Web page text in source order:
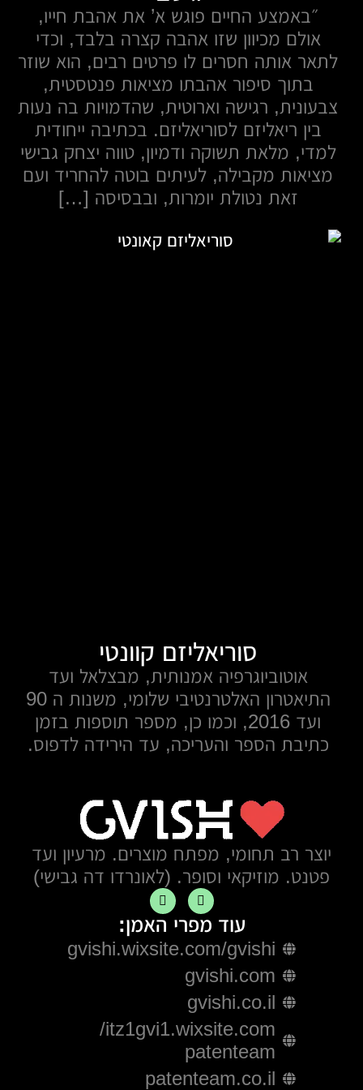
״באמצע החיים פוגש א’ את אהבת חייו,
אולם מכיוון שזו אהבה קצרה בלבד, וכדי
לתאר אותה חסרים לו פרטים רבים, הוא שוזר
בתוך סיפור אהבתו מציאות פנטסטית,
צבעונית, רגישה וארוטית, שהדמויות בה נעות
בין ריאליזם לסוריאליזם. בכתיבה ייחודית
למדי, מלאת תשוקה ודמיון, טווה יצחק גבישי
מציאות מקבילה, לעיתים בוטה להחריד ועם
זאת נטולת יומרות, ובבסיסה […]
סוריאליזם קוונטי
אוטוביוגרפיה אמנותית, מבצלאל ועד
התיאטרון האלטרנטיבי שלומי, משנות ה 90
ועד 2016, וכמו כן, מספר תוספות בזמן
כתיבת הספר והעריכה, עד הירידה לדפוס.
יוצר רב תחומי, מפתח מוצרים. מרעיון ועד
פטנט. מוזיקאי וסופר. (לאונרדו דה גבישי)
עוד מפרי האמן:
gvishi.wixsite.com/gvishi
gvishi.com
gvishi.co.il
itz1gvi1.wixsite.com/
patenteam
patenteam.co.il